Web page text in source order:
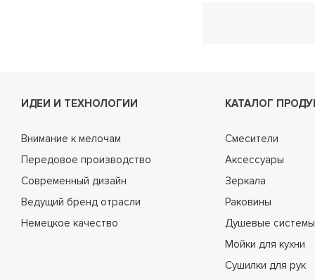
ИДЕИ И ТЕХНОЛОГИИ
Внимание к мелочам
Передовое производство
Современный дизайн
Ведущий бренд отрасли
Немецкое качество
КАТАЛОГ
Смесители
Аксессуары
Зеркала
Раковины
Душевые системы
Мойки для кухни
Сушилки для рук